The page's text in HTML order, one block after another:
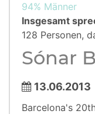
94% Männer
Insgesamt
128 Personen,
Sónar
Barcelona's